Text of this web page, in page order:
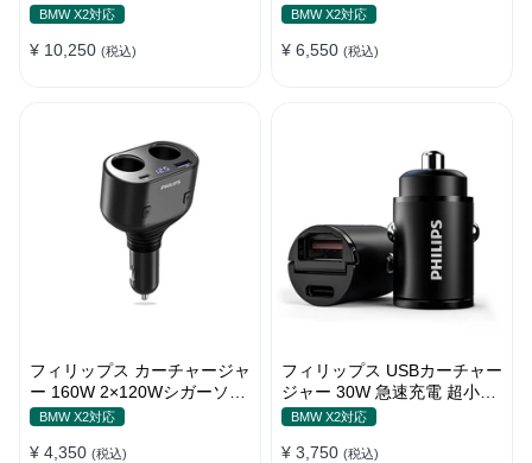
保護 ディスプレイ付き 静音
BMW X2対応
¥ 10,250 (税込)
ト3つ Type-C シガーソケッ
BMW X2対応
¥ 6,550 (税込)
フィリップス カーチャージャ
ー 160W 2×120Wシガーソケ
ット おしゃれ
BMW X2対応
¥ 4,350 (税込)
フィリップス USBカーチャー
ジャー 30W 急速充電 超小型
設計 おしゃれ シガーソケッ
BMW X2対応
¥ 3,750 (税込)